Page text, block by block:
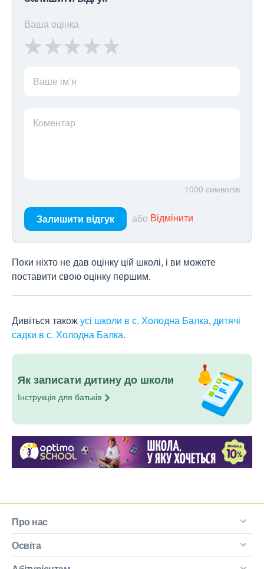
Ваша оцінка
Ваше ім’я
Коментар
1000 символів
Залишити відгук або Відмінити
Поки ніхто не дав оцінку цій школі, і ви можете
поставити свою оцінку першим.
Дивіться такожусі школи в с. Холодна Балка, дитячі
садки в с. Холодна Балка.
Як записати дитину до школи
Інструкція для батьків
Про нас
Освіта